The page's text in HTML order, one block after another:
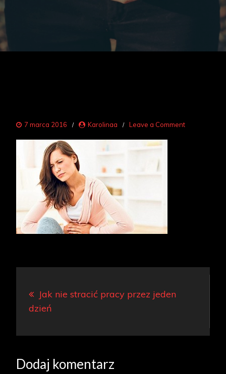
7 marca 2016 Karolinaa Leave a Commenton
wpisu
Jak nie stracić pracy przez jeden
dzień
Dodaj komentarz